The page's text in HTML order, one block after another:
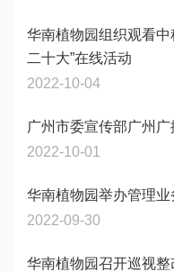
华南植物园组织观看
二十大”在线活动
2022-10-04
广州市委宣传部广州
2022-10-01
华南植物园举办管理
2022-09-30
华南植物园召开巡视